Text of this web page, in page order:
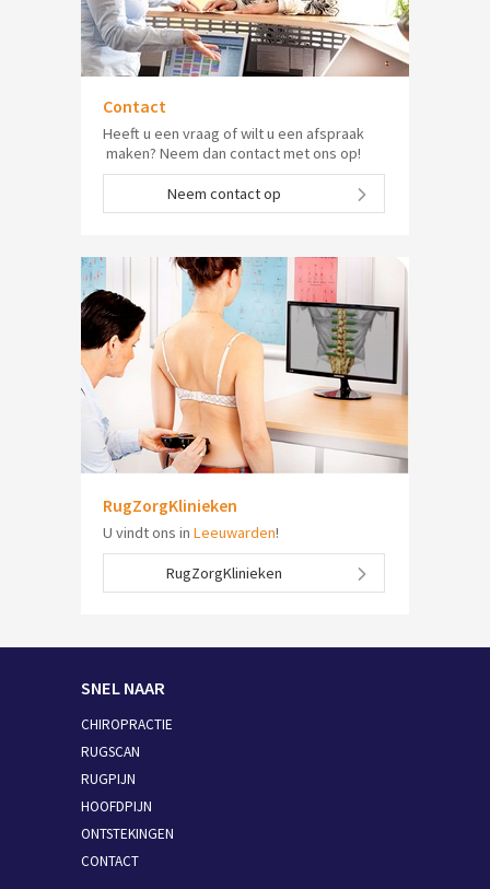
Contact
Heeft u een vraag of wilt u een afspraak
maken? Neem dan contact met ons op!
Neem contact op
RugZorgKlinieken
U vindt ons in Leeuwarden!
RugZorgKlinieken
SNEL NAAR
CHIROPRACTIE
RUGSCAN
RUGPIJN
HOOFDPIJN
ONTSTEKINGEN
CONTACT